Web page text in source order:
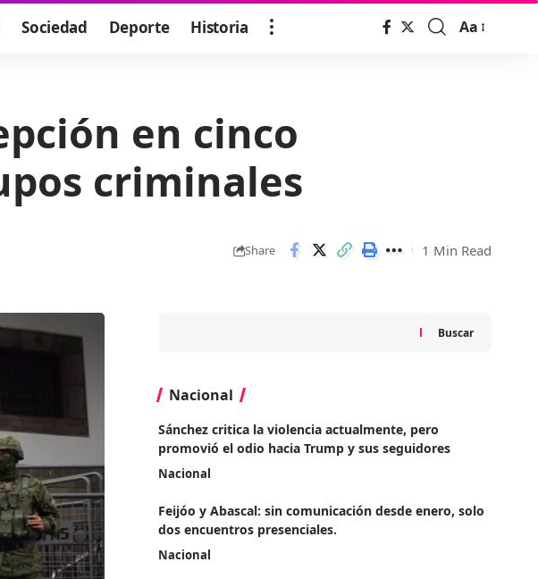
Sociedad Deporte Historia
Font
Aa
en cinco
criminales
Share 1 Min Read
Buscar
Nacional
Sánchez critica la violencia actualmente, pero
promovió el odio hacia Trump y sus seguidores
Nacional
Feijóo y Abascal: sin comunicación desde enero, solo
dos encuentros presenciales.
Nacional